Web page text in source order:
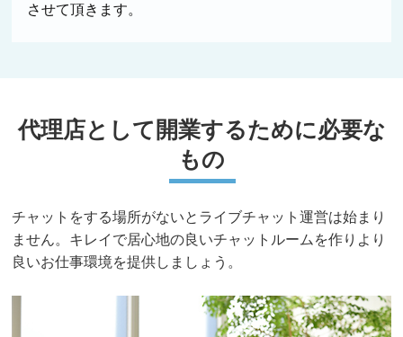
させて頂きます。
代理店として開業するために必要な
もの
チャットをする場所がないとライブチャット運営は始まり
ません。キレイで居心地の良いチャットルームを作りより
良いお仕事環境を提供しましょう。